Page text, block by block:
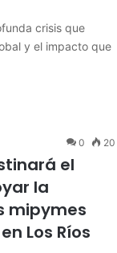
crisis que
y el impacto que
0 20
el
la
mipymes
Los Ríos